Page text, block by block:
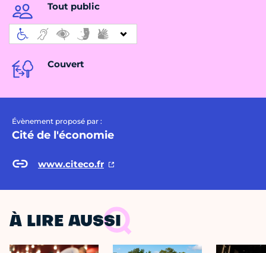
Tout public
Couvert
Évènement proposé par :
Cité de l'économie
www.citeco.fr
À LIRE AUSSI